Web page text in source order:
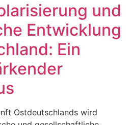
und
Entwicklung
Ein
Ostdeutschlands wird